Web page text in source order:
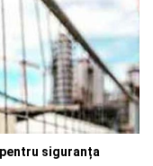
siguranța